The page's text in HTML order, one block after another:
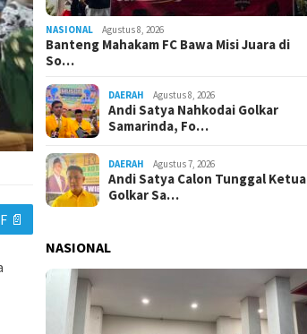
📄
NASIONAL Agustus 8, 2026
Banteng Mahakam FC Bawa Misi Juara di
So…
DAERAH Agustus 8, 2026
Andi Satya Nahkodai Golkar
Samarinda, Fo…
DAERAH Agustus 7, 2026
Andi Satya Calon Tunggal Ketua
Golkar Sa…
NASIONAL